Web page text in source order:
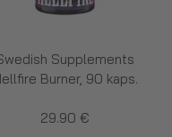
Supplements
Burner, 90 kaps.
29.90 €